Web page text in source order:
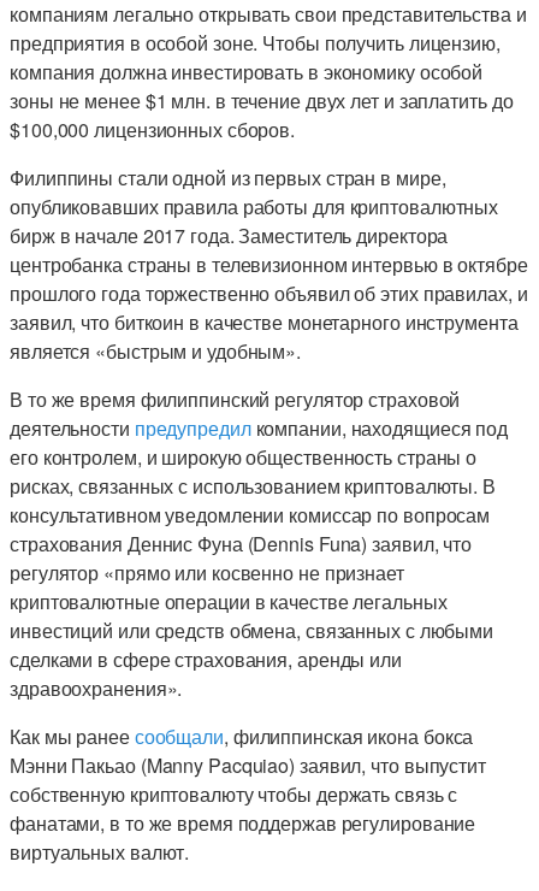
компаниям легально открывать свои представительства и
предприятия в особой зоне. Чтобы получить лицензию,
компания должна инвестировать в экономику особой
зоны не менее $1 млн. в течение двух лет и заплатить до
$100,000 лицензионных сборов.
Филиппины стали одной из первых стран в мире,
опубликовавших правила работы для криптовалютных
бирж в начале 2017 года. Заместитель директора
центробанка страны в телевизионном интервью в октябре
прошлого года торжественно объявил об этих правилах, и
заявил, что биткоин в качестве монетарного инструмента
является «быстрым и удобным».
В то же время филиппинский регулятор страховой
деятельности предупредилкомпании, находящиеся под
его контролем, и широкую общественность страны о
рисках, связанных с использованием криптовалюты. В
консультативном уведомлении комиссар по вопросам
страхования Деннис Фуна (Dennis Funa) заявил, что
регулятор «прямо или косвенно не признает
криптовалютные операции в качестве легальных
инвестиций или средств обмена, связанных с любыми
сделками в сфере страхования, аренды или
здравоохранения».
Как мы ранеесообщали, филиппинская икона бокса
Мэнни Пакьао (Manny Pacquiao) заявил, что выпустит
собственную криптовалюту чтобы держать связь с
фанатами, в то же время поддержав регулирование
виртуальных валют.